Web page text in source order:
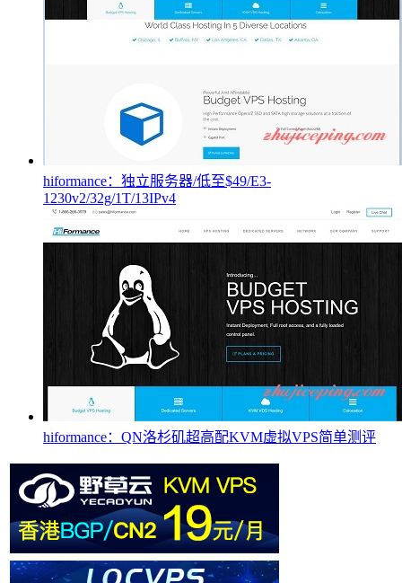
hiformance：独立服务器/低至$49/E3-
1230v2/32g/1T/13IPv4
hiformance：QN洛杉矶超高配KVM虚拟VPS简单测评